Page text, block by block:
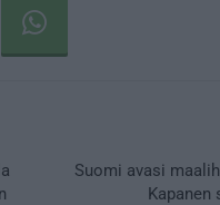
Suomi avasi
Kapanen